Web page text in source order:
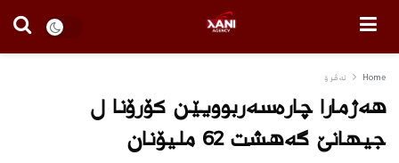
Home ئه‌ڤرۆ
هه‌ژمارا چاره‌سه‌ربوویێن كۆرۆنا ل
جیهانێ گه‌هشت 62 ملیۆنان